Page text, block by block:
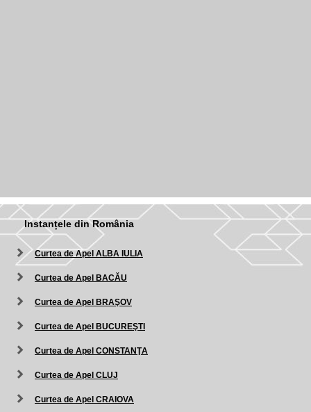
Instanțele din România
Curtea de Apel ALBA IULIA
Curtea de Apel BACĂU
Curtea de Apel BRAŞOV
Curtea de Apel BUCUREŞTI
Curtea de Apel CONSTANŢA
Curtea de Apel CLUJ
Curtea de Apel CRAIOVA